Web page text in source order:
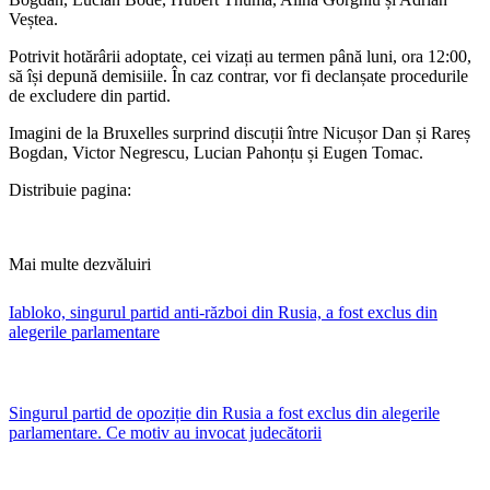
Veștea.
Potrivit hotărârii adoptate, cei vizați au termen până luni, ora 12:00,
să își depună demisiile. În caz contrar, vor fi declanșate procedurile
de excludere din partid.
​Imagini de la Bruxelles surprind discuții între Nicușor Dan și Rareș
Bogdan, Victor Negrescu, Lucian Pahonțu și Eugen Tomac.
Distribuie pagina:
Mai multe dezvăluiri
Iabloko, singurul partid anti-război din Rusia, a fost exclus din
alegerile parlamentare
Singurul partid de opoziție din Rusia a fost exclus din alegerile
parlamentare. Ce motiv au invocat judecătorii